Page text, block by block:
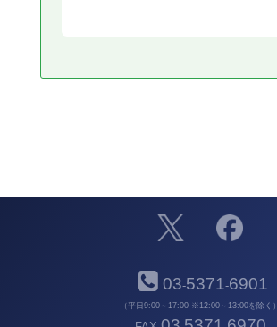
03-5371-6901
（平日9:00～17:00 ※12:00～13:00を除く）